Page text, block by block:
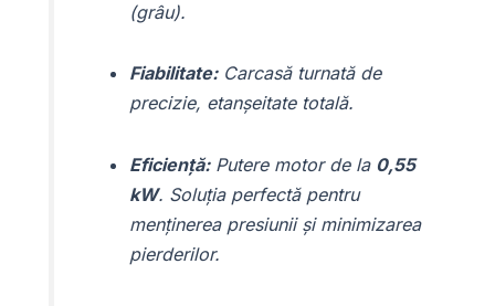
(grâu).
Fiabilitate:Carcasă turnată de
precizie, etanșeitate totală.
Eficiență:Putere motor de la 0,55
kW. Soluția perfectă pentru
menținerea presiunii și minimizarea
pierderilor.